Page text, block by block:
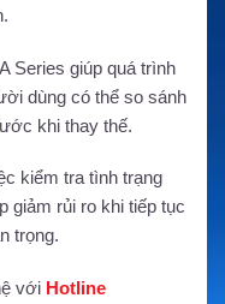
Series giúp quá trình
dùng có thể so sánh
khi thay thế.
kiểm tra tình trạng
giảm rủi ro khi tiếp tục
trọng.
với Hotline